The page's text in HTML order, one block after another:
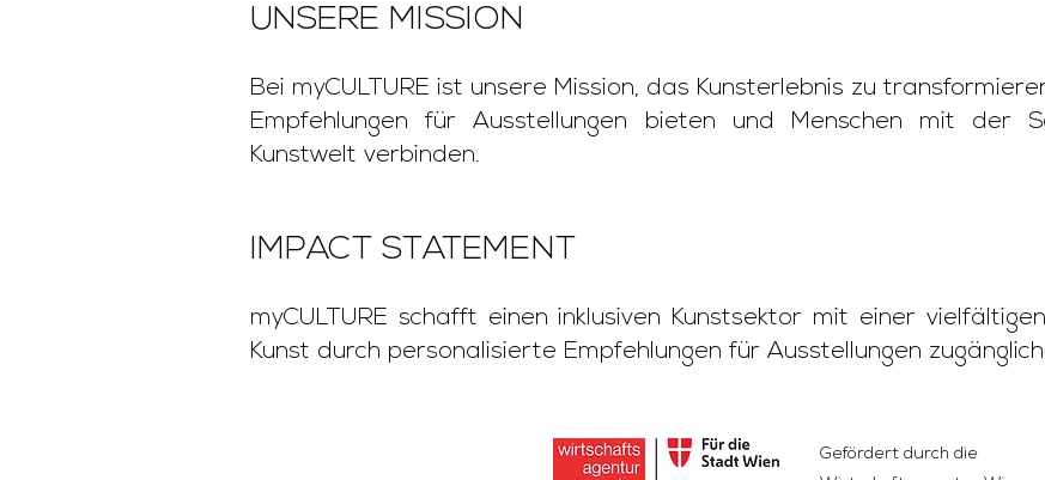
UNSERE MISSION
Bei myCULTURE ist unsere Mission, das Kunsterlebnis zu
Empfehlungen für Ausstellungen bieten und Menschen mit der
Kunstwelt verbinden.
IMPACT STATEMENT
myCULTURE schafft einen inklusiven Kunstsektor mit einer
Kunst durch personalisierte Empfehlungen für Ausstellungen
Gefördert durch die